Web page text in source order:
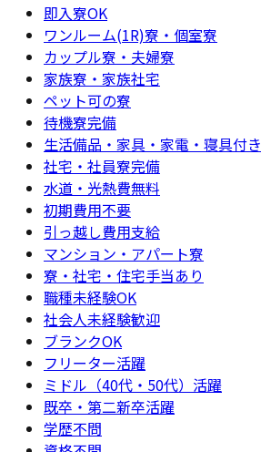
即入寮OK
ワンルーム(1R)寮・個室寮
カップル寮・夫婦寮
家族寮・家族社宅
ペット可の寮
待機寮完備
生活備品・家具・家電・寝具付き
社宅・社員寮完備
水道・光熱費無料
初期費用不要
引っ越し費用支給
マンション・アパート寮
寮・社宅・住宅手当あり
職種未経験OK
社会人未経験歓迎
ブランクOK
フリーター活躍
ミドル（40代・50代）活躍
既卒・第二新卒活躍
学歴不問